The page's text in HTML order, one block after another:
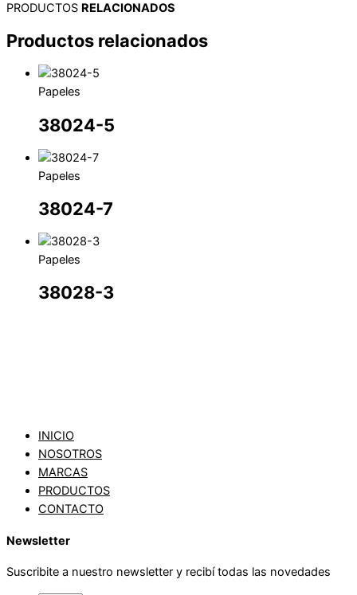
PRODUCTOS RELACIONADOS
Productos relacionados
Papeles
38024-5
Papeles
38024-7
Papeles
38028-3
INICIO
NOSOTROS
MARCAS
PRODUCTOS
CONTACTO
Newsletter
Suscribite a nuestro newsletter y recibí todas las novedades